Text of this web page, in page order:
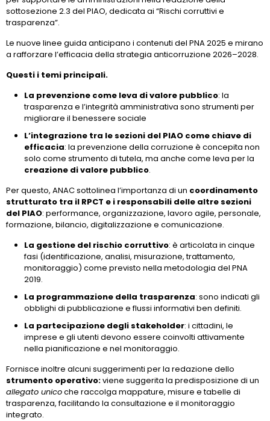
sottosezione 2.3 del PIAO, dedicata ai “Rischi corruttivi e
trasparenza”.
Le nuove linee guida anticipano i contenuti del PNA 2025 e mirano
a rafforzare l’efficacia della strategia anticorruzione 2026–2028.
Questi i temi principali.
La prevenzione come leva di valore pubblico: la
trasparenza e l’integrità amministrativa sono strumenti per
migliorare il benessere sociale
L’integrazione tra le sezioni del PIAO come chiave di
efficacia: la prevenzione della corruzione è concepita non
solo come strumento di tutela, ma anche come leva per la
creazione di valore pubblico.
Per questo, ANAC sottolinea l’importanza di un coordinamento
strutturato tra il RPCT e i responsabili delle altre sezioni
del PIAO: performance, organizzazione, lavoro agile, personale,
formazione, bilancio, digitalizzazione e comunicazione.
La gestione del rischio corruttivo: è articolata in cinque
fasi (identificazione, analisi, misurazione, trattamento,
monitoraggio) come previsto nella metodologia del PNA
2019.
La programmazione della trasparenza: sono indicati gli
obblighi di pubblicazione e flussi informativi ben definiti.
La partecipazione degli stakeholder: i cittadini, le
imprese e gli utenti devono essere coinvolti attivamente
nella pianificazione e nel monitoraggio.
Fornisce inoltre alcuni suggerimenti per la redazione dello
strumento operativo:viene suggerita la predisposizione di un
allegato unicoche raccolga mappature, misure e tabelle di
trasparenza, facilitando la consultazione e il monitoraggio
integrato.